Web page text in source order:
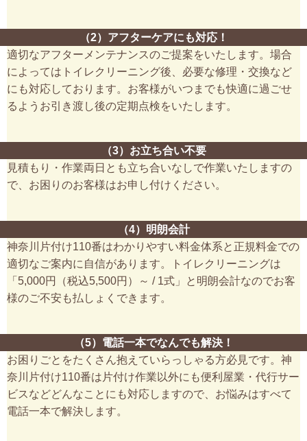
（2）アフターケアにも対応！
適切なアフターメンテナンスのご提案をいたします。場合
によってはトイレクリーニング後、必要な修理・交換など
にも対応しております。お客様がいつまでも快適に過ごせ
るようお引き渡し後の定期点検をいたします。
（3）お立ち合い不要
見積もり・作業両日とも立ち合いなしで作業いたしますの
で、お困りのお客様はお申し付けください。
（4）明朗会計
神奈川片付け110番はわかりやすい料金体系と正規料金での
適切なご案内に自信があります。トイレクリーニングは
「5,000円（税込5,500円）～ / 1式」と明朗会計なのでお客
様のご不安も払しょくできます。
（5）電話一本でなんでも解決！
お困りごとをたくさん抱えていらっしゃる方必見です。神
奈川片付け110番は片付け作業以外にも便利屋業・代行サー
ビスなどどんなことにも対応しますので、お悩みはすべて
電話一本で解決します。